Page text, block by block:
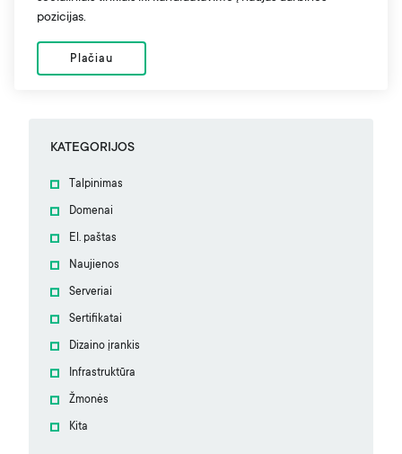
pozicijas.
Plačiau
KATEGORIJOS
Talpinimas
Domenai
El. paštas
Naujienos
Serveriai
Sertifikatai
Dizaino įrankis
Infrastruktūra
Žmonės
Kita